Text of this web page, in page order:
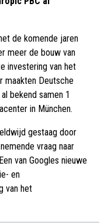
de komende jaren
meer de bouw van
investering van het
maakten Deutsche
bekend samen 1
in München.
gestaag door
vraag naar
van Googles nieuwe
en
van het